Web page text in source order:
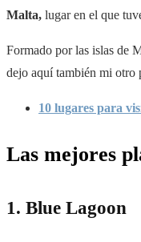
Malta, lugar en el que
Formado por las islas de
dejo aquí también mi otro
10 lugares para
Las mejores
1. Blue Lagoon